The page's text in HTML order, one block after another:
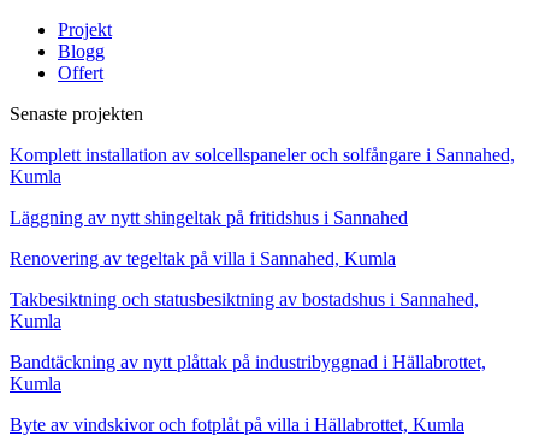
Projekt
Blogg
Offert
Senaste projekten
Komplett installation av solcellspaneler och solfångare i Sannahed,
Kumla
Läggning av nytt shingeltak på fritidshus i Sannahed
Renovering av tegeltak på villa i Sannahed, Kumla
Takbesiktning och statusbesiktning av bostadshus i Sannahed,
Kumla
Bandtäckning av nytt plåttak på industribyggnad i Hällabrottet,
Kumla
Byte av vindskivor och fotplåt på villa i Hällabrottet, Kumla